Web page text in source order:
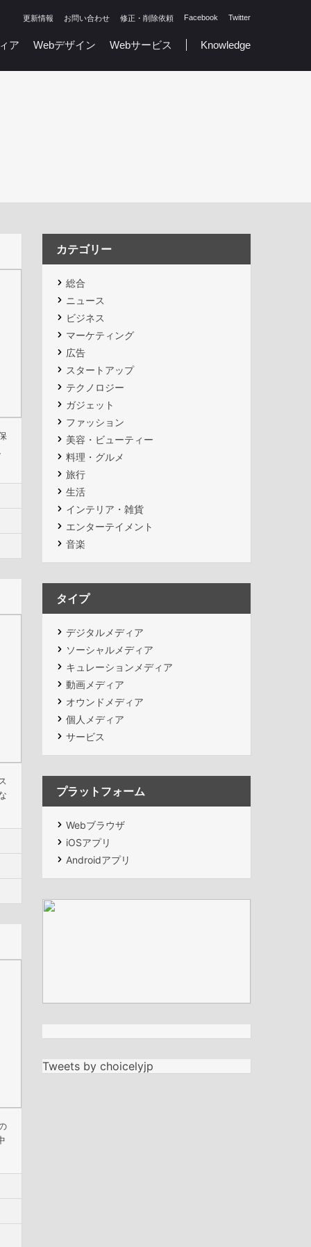
Twitter
Facebook
修正・削除依頼
お問い合わせ
更新情報
Knowledge
Webサービス
Webデザイン
ア
カテゴリー
総合
ニュース
ビジネス
マーケティング
広告
スタートアップ
テクノロジー
ガジェット
ファッション
美容・ビューティー
料理・グルメ
旅行
生活
インテリア・雑貨
エンターテイメント
音楽
タイプ
デジタルメディア
ソーシャルメディア
キュレーションメディア
動画メディア
オウンドメディア
個人メディア
サービス
プラットフォーム
Webブラウザ
iOSアプリ
Androidアプリ
Tweets by choicelyjp